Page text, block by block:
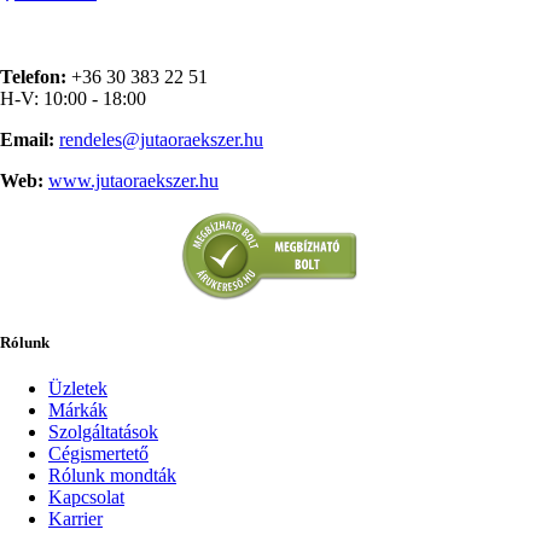
Telefon: +36 30 383 22 51
H-V: 10:00 - 18:00
Email: rendeles@jutaoraekszer.hu
Web: www.jutaoraekszer.hu
Rólunk
Üzletek
Márkák
Szolgáltatások
Cégismertető
Rólunk mondták
Kapcsolat
Karrier